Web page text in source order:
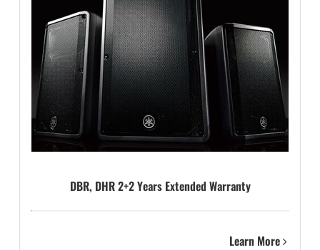
DBR, DHR 2+2 Years Extended Warranty
Learn More